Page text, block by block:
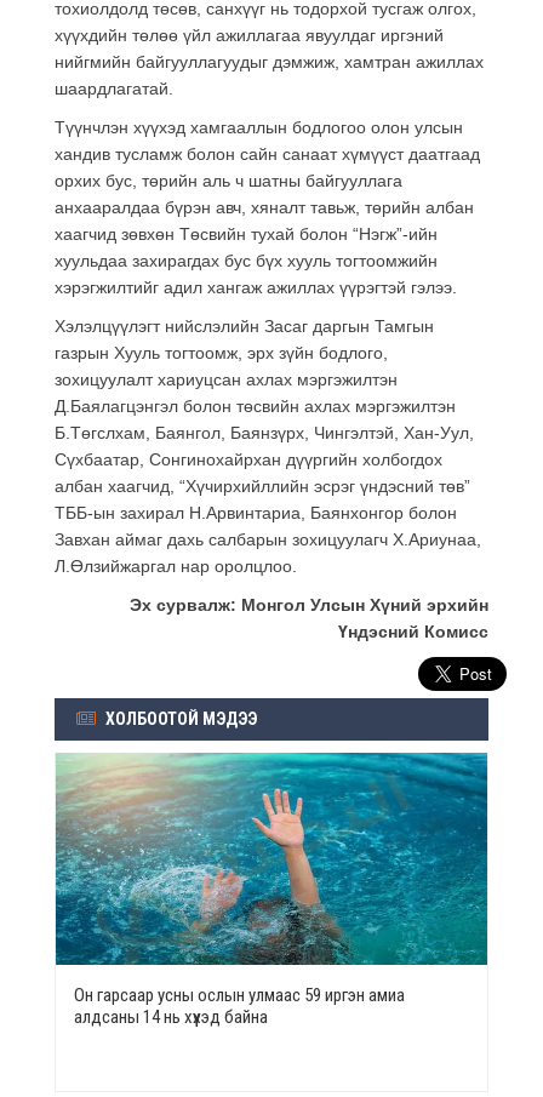
тохиолдолд төсөв, санхүүг нь тодорхой тусгаж олгох,
хүүхдийн төлөө үйл ажиллагаа явуулдаг иргэний
нийгмийн байгууллагуудыг дэмжиж, хамтран ажиллах
шаардлагатай.
Түүнчлэн хүүхэд хамгааллын бодлогоо олон улсын
хандив тусламж болон сайн санаат хүмүүст даатгаад
орхих бус, төрийн аль ч шатны байгууллага
анхааралдаа бүрэн авч, хяналт тавьж, төрийн албан
хаагчид зөвхөн Төсвийн тухай болон “Нэгж”-ийн
хуульдаа захирагдах бус бүх хууль тогтоомжийн
хэрэгжилтийг адил хангаж ажиллах үүрэгтэй гэлээ.
Хэлэлцүүлэгт нийслэлийн Засаг даргын Тамгын
газрын Хууль тогтоомж, эрх зүйн бодлого,
зохицуулалт хариуцсан ахлах мэргэжилтэн
Д.Баялагцэнгэл болон төсвийн ахлах мэргэжилтэн
Б.Төгслхам, Баянгол, Баянзүрх, Чингэлтэй, Хан-Уул,
Сүхбаатар, Сонгинохайрхан дүүргийн холбогдох
албан хаагчид, “Хүчирхийллийн эсрэг үндэсний төв”
ТББ-ын захирал Н.Арвинтариа, Баянхонгор болон
Завхан аймаг дахь салбарын зохицуулагч Х.Ариунаа,
Л.Өлзийжаргал нар оролцлоо.
Эх сурвалж: Монгол Улсын Хүний эрхийн
Үндэсний Комисс
ХОЛБООТОЙ МЭДЭЭ
Он гарсаар усны ослын улмаас 59 иргэн амиа
алдсаны 14 нь хүүхэд байна